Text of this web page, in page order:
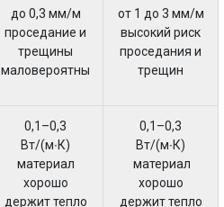
до 0,3 мм/м
проседание и
трещины
маловероятны
от 1 до 3 мм/м
высокий риск
проседания и
трещин
0,1–0,3
Вт/(м∙К)
материал
хорошо
держит тепло
0,1–0,3
Вт/(м∙К)
материал
хорошо
держит тепло